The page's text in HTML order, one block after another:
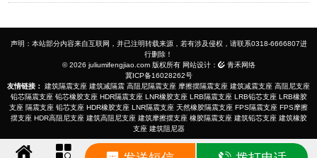
声明：本站部分内容来自互联网，并已注明转载来源，若有涉及侵权，请联系0318-6666807进
行删除！
© 2026 juliumifengjiao.com 版权所有 网站设计：
青禾网络
冀ICP备16028262号
友情链接：
建筑隔震支座 建筑减隔震 高阻尼隔震支座 摩擦摆隔震支座 建筑减震支座 高阻尼支座
铅芯隔震支座 铅芯橡胶支座 HDR隔震支座 LNR橡胶支座 LRB隔震支座 LRB铅芯支座 LRB橡胶
支座 隔震支座 铅芯支座 HDR橡胶支座 LNR隔震支座 天然橡胶隔震支座 FPS隔震支座 FPS摩擦
摆支座 HDR高阻尼支座 建筑高阻尼支座 建筑摩擦摆支座 橡胶隔震支座 建筑铅芯支座 建筑橡胶
支座 建筑阻尼器